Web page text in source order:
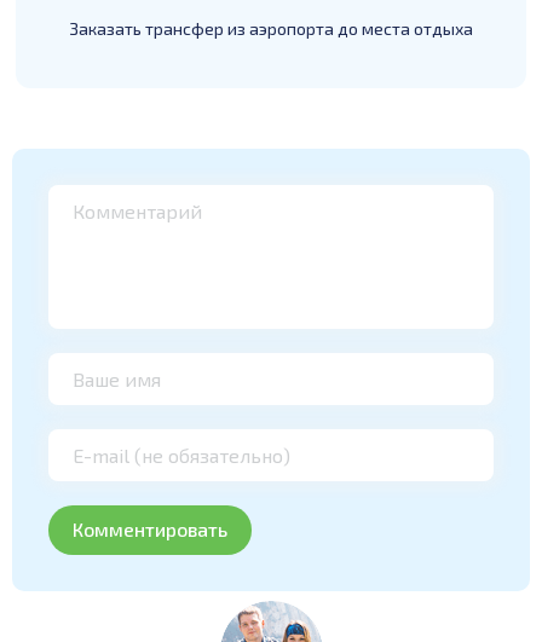
Заказать трансфер из аэропорта до места отдыха